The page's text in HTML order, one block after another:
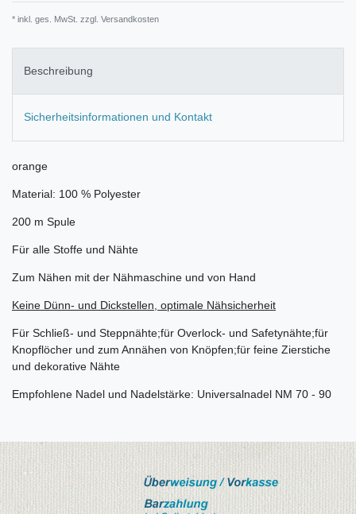
* inkl. ges. MwSt. zzgl. Versandkosten
Beschreibung
Sicherheitsinformationen und Kontakt
orange
Material: 100 % Polyester
200 m Spule
Für alle Stoffe und Nähte
Zum Nähen mit der Nähmaschine und von Hand
Keine Dünn- und Dickstellen, optimale Nähsicherheit
Für Schließ- und Steppnähte;für Overlock- und Safetynähte;für
Knopflöcher und zum Annähen von Knöpfen;für feine Zierstiche
und dekorative Nähte
Empfohlene Nadel und Nadelstärke: Universalnadel NM 70 - 90